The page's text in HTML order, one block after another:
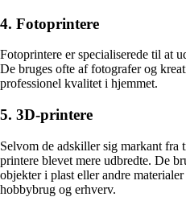
4. Fotoprintere
Fotoprintere er specialiserede til at
De bruges ofte af fotografer og
professionel kvalitet i hjemmet.
5. 3D-printere
Selvom de adskiller sig markant fra
printere blevet mere udbredte. De
objekter i plast eller andre
hobbybrug og erhverv.